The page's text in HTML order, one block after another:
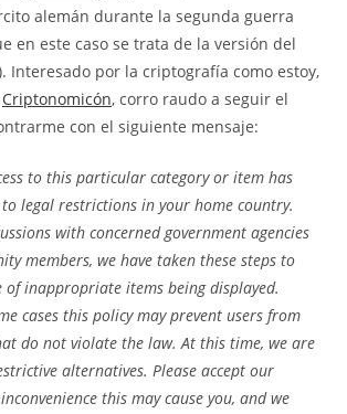
alemán durante la segunda guerra
en este caso se trata de la versión del
Interesado por la criptografía como estoy,
Criptonomicón, corro raudo a seguir el
con el siguiente mensaje:
to this particular category or item has
legal restrictions in your home country.
with concerned government agencies
members, we have taken these steps to
of inappropriate items being displayed.
cases this policy may prevent users from
do not violate the law. At this time, we are
alternatives. Please accept our
this may cause you, and we